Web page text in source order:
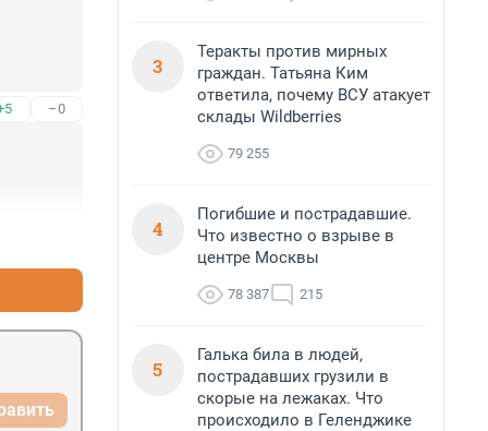
–0
3
Теракты против мирных
граждан. Татьяна Ким
ответила, почему ВСУ атакует
склады Wildberries
79 255
4
Погибшие и пострадавшие.
Что известно о взрыве в
центре Москвы
78 387 215
5
Галька била в людей,
пострадавших грузили в
скорые на лежаках. Что
происходило в Геленджике